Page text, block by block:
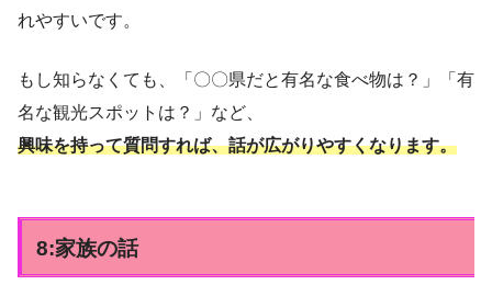
れやすいです。
もし知らなくても、「〇〇県だと有名な食べ物は？」「有
名な観光スポットは？」など、
興味を持って質問すれば、話が広がりやすくなります。
8:家族の話